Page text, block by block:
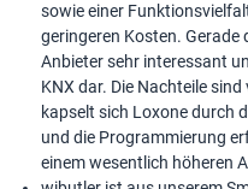
sowie einer
geringeren Kosten. Gerade
Anbieter sehr interessant
KNX dar. Die Nachteile
kapselt sich Loxone durch
und die Programmierung
einem wesentlich höheren